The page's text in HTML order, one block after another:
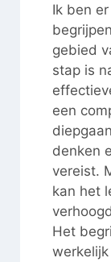
Ik ben
gebied
stap is
een
denken
vereist.
kan het
Het